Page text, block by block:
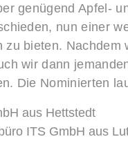
genügend Apfel-
nun einer
zu bieten.
wir dann
Die Nominierten
aus Hettstedt
ITS GmbH aus